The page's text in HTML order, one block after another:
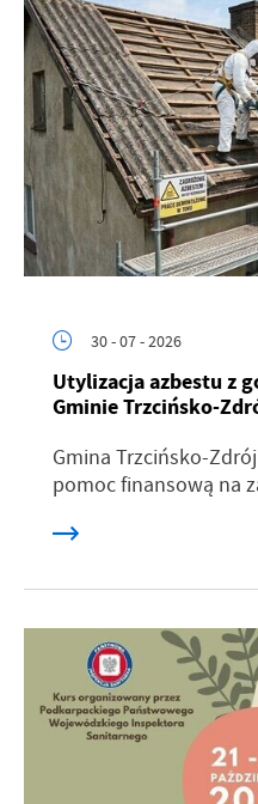
30 - 07 - 2026
Utylizacja azbestu z
Gminie Trzcińsko-
Gmina Trzcińsko-
pomoc finansową na